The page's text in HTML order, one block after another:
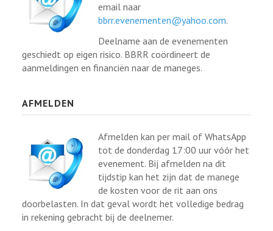
email naar
bbrr.evenementen@yahoo.com.
Deelname aan de evenementen
geschiedt op eigen risico. BBRR coördineert de
aanmeldingen en financiën naar de maneges.
AFMELDEN
Afmelden kan per mail of WhatsApp
tot de donderdag 17:00 uur vóór het
evenement. Bij afmelden na dit
tijdstip kan het zijn dat de manege
de kosten voor de rit aan ons
doorbelasten. In dat geval wordt het volledige bedrag
in rekening gebracht bij de deelnemer.